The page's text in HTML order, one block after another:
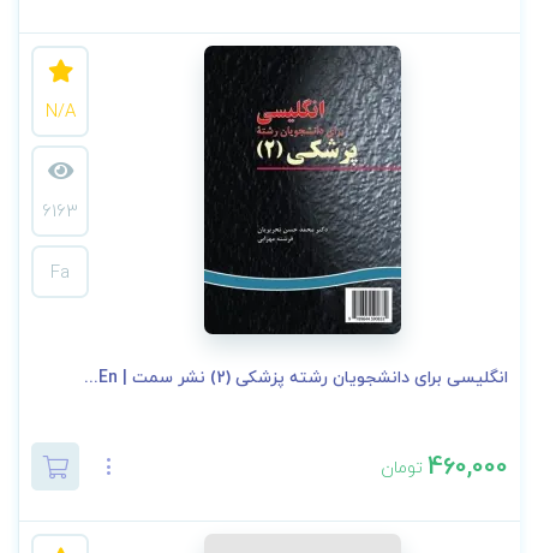
N/A
6163
Fa
انگلیسی برای دانشجویان رشته پزشکی (2) نشر سمت | En...
460,000تومان